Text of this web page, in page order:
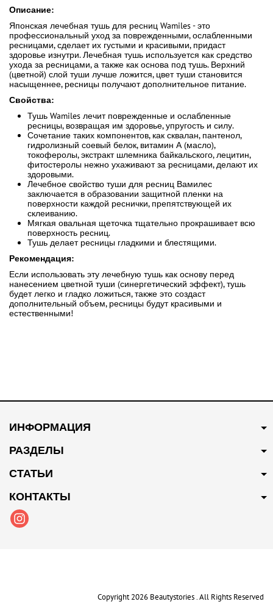
Описание:
Японская лечебная тушь для ресниц Wamiles - это
профессиональный уход за поврежденными, ослабленными
ресницами, сделает их густыми и красивыми, придаст
здоровье изнутри. Лечебная тушь используется как средство
ухода за ресницами, а также как основа под тушь. Верхний
(цветной) слой туши лучше ложится, цвет туши становится
насыщеннее, ресницы получают дополнительное питание.
Свойства:
Тушь Wamiles лечит поврежденные и ослабленные
ресницы, возвращая им здоровье, упругость и силу.
Сочетание таких компонентов, как сквалан, пантенол,
гидролизный соевый белок, витамин А (масло),
токоферолы, экстракт шлемника байкальского, лецитин,
фитостеролы нежно ухаживают за ресницами, делают их
здоровыми.
Лечебное свойство туши для ресниц Вамилес
заключается в образовании защитной пленки на
поверхности каждой реснички, препятствующей их
склеиванию.
Мягкая овальная щеточка тщательно прокрашивает всю
поверхность ресниц.
Тушь делает ресницы гладкими и блестящими.
Рекомендация:
Если использовать эту лечебную тушь как основу перед
нанесением цветной туши (синергетический эффект), тушь
будет легко и гладко ложиться, также это создаст
дополнительный объем, ресницы будут красивыми и
естественными!
ИНФОРМАЦИЯ
РАЗДЕЛЫ
СТАТЬИ
КОНТАКТЫ
Copyright 2026 Beautystories . All Rights Reserved